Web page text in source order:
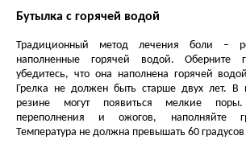
Бутылка с горячей водой
Традиционный метод лечения боли –
наполненные горячей водой. Оберните
убедитесь, что она наполнена горячей
Грелка не должен быть старше двух лет. В
резине могут появиться мелкие
переполнения и ожогов, наполняйте
Температура не должна превышать 60